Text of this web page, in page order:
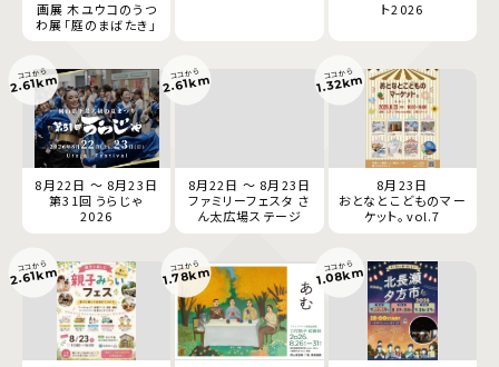
画展 木ユウコのうつ
わ展「庭のまばたき」
ト2026
8月22日 ～ 8月23日
第31回 うらじゃ
2026
ココから
2.61km
8月22日 ～ 8月23日
ファミリーフェスタ さ
ん太広場ステージ
ココから
2.61km
8月23日
おとなとこどものマー
ケット。vol.7
ココから
1.32km
ココから
2.61km ココから
1.78km ココから
1.08km